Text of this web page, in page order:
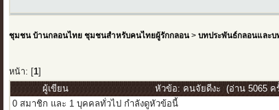
ชุมชน บ้านกลอนไทย ชุมชนสำหรับคนไทยผู้รักกลอน >บทประพันธ์กลอนและบ
หน้า: [1
ผู้เขียน
หัวข้อ: คนจัยดีงะ (อ่าน 5065 ค
0 สมาชิก และ 1 บุคคลทั่วไป กำลังดูหัวข้อนี้